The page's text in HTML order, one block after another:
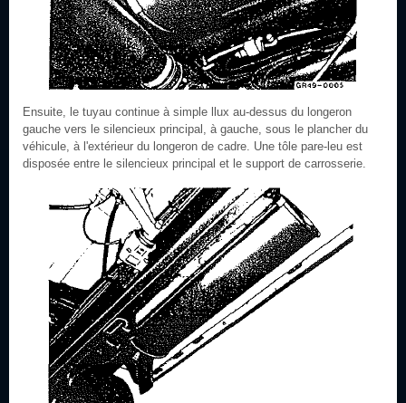
Ensuite, le tuyau continue à simple llux au-dessus du longeron
gauche vers le silencieux principal, à gauche, sous le plancher du
véhicule, à l'extérieur du longeron de cadre. Une tôle pare-leu est
disposée entre le silencieux principal et le support de carrosserie.